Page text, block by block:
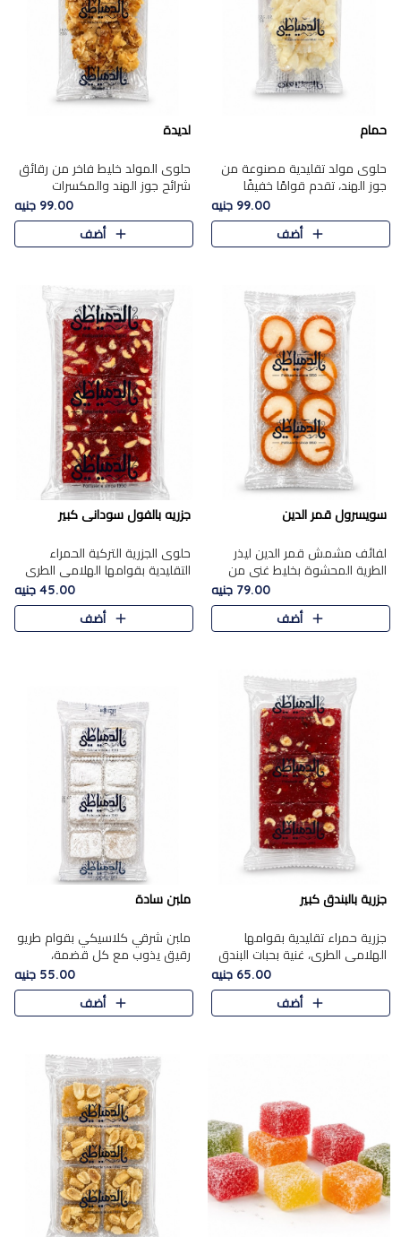
حمام
حلوى مولد تقليدية مصنوعة من
جوز الهند، تقدم قوامًا خفيفًا
ونكهة شرقية أصيلة تجسد روح
الـموسم الأعياد.
99.00 جنيه
أضف
لديدة
حلوى المولد خليط فاخر من رقائق
شرائح جوز الهند والمكسرات
المحمصة، متماسك بشراب حلاوة
الكراميل الخفيفة ليمنحك قرمشة
غنية ومذاقًا شرقيًا أصيلً..
99.00 جنيه
أضف
سويسرول قمر الدين
لفائف مشمش قمر الدين ليذر
الطرية المحشوة بخليط غني من
جوز الهند الأبيض والمكسرات
الفاخرة، يقدم المذاق الحلو
الطبيعي لقمر الدين و تجمع بين
79.00 جنيه
أضف
جزريه بالفول سودانى كبير
حلوى الجزرية التركية الحمراء
التقليدية بقوامها الهلامي الطري
ولونها الأحمر المميز، محشوة
بسخاء بالفول السوداني المحمص
لتمنحك توازنًا رائعًا ..
45.00 جنيه
أضف
جزرية بالبندق كبير
جزرية حمراء تقليدية بقوامها
الهلامي الطري، غنية بحبات البندق
الفاخرة التي تضيف قرمشة راقية
إلى قوامها الناعم، لتقدم مزيجًا
متوازنًا من النكه..
65.00 جنيه
أضف
ملبن سادة
ملبن شرقي كلاسيكي بقوام طريو
رقيق يذوب مع كل قضمة،
مغطى بطبقة ناعمة من السكر
البودرة ليقدم المذاق الأصيل الذي
ارتبط بحلويات المولد التقليدي..
55.00 جنيه
أضف